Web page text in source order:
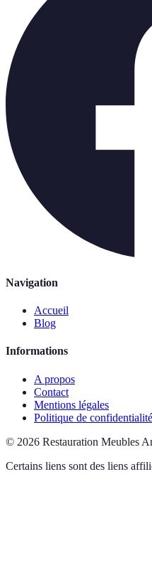
Navigation
Accueil
Blog
Informations
A propos
Contact
Mentions légales
Politique de confidentialité
© 2026 Restauration Meubles
Certains liens sont des liens